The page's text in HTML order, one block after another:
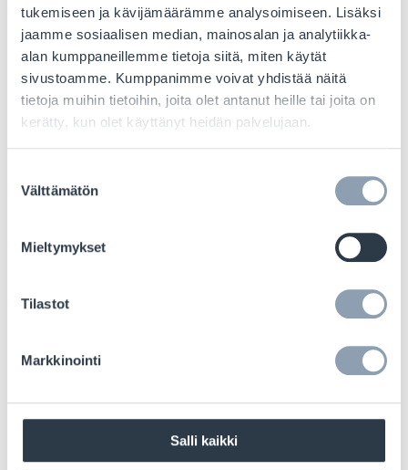
tukemiseen ja kävijämäärämme analysoimiseen. Lisäksi
jaamme sosiaalisen median, mainosalan ja analytiikka-
alan kumppaneillemme tietoja siitä, miten käytät
sivustoamme. Kumppanimme voivat yhdistää näitä
tietoja muihin tietoihin, joita olet antanut heille tai joita on
kerätty, kun olet käyttänyt heidän palvelujaan.
valinta
Välttämätön
Mieltymykset
Tilastot
Markkinointi
Salli kaikki